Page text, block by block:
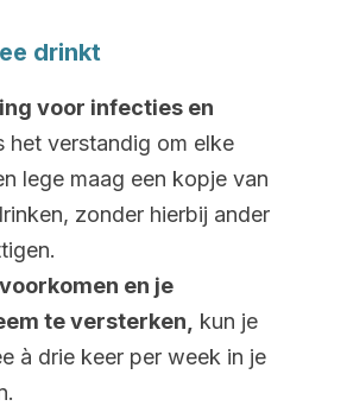
drinkt
voor infecties en
het verstandig om elke
lege maag een kopje van
zonder hierbij ander
en je
te versterken,
kun je
à drie keer per week in je